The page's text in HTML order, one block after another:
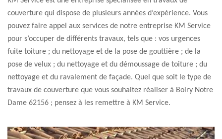
couverture qui dispose de plusieurs années d’expérience. Vous
pouvez faire appel aux services de notre entreprise KM Service
pour s’occuper de différents travaux, tels que : vos urgences
fuite toiture ; du nettoyage et de la pose de gouttière ; de la
pose de velux ; du nettoyage et du démoussage de toiture ; du
nettoyage et du ravalement de façade. Quel que soit le type de
travaux de couverture que vous souhaitez réaliser à Boiry Notre
Dame 62156 ; pensez à les remettre à KM Service.